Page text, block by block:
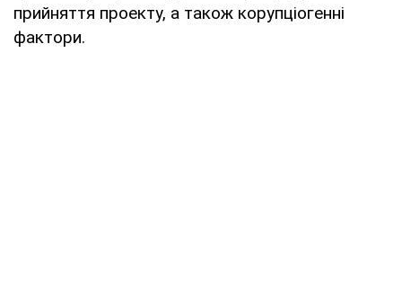
прийняття проекту, а також корупціогенні
фактори.